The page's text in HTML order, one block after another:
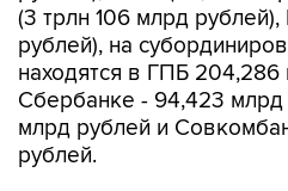
(3 трлн 106 млрд
рублей), на
находятся в ГПБ
Сбербанке - 94,423 млрд
млрд рублей и
рублей.